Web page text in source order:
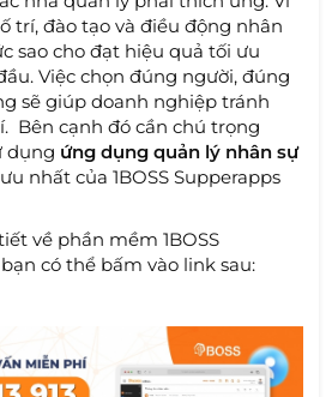
trí, đào tạo và điều động nhân
sao cho đạt hiệu quả tối ưu
Việc chọn đúng người, đúng
sẽ giúp doanh nghiệp tránh
Bên cạnh đó cần chú trọng
dụng ứng dụng quản lý nhân sự
nhất của 1BOSS Supperapps
về phần mềm 1BOSS
có thể bấm vào link sau: